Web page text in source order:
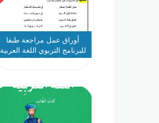
أوراق عمل مراجعة طبقا
للبرنامج التربوي اللغة العربية
الصف الرابع الفصل الثالث